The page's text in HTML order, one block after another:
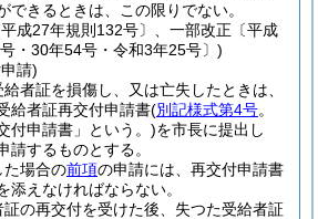
できるときは、この限りでない。
成27年規則132号〕、一部改正〔平成
・30年54号・令和3年25号〕)
請)
者証を損傷し、又は亡失したときは、
給者証再交付申請書(別記様式第4号。
付申請書」という。)を市長に提出し
請するものとする。
た場合の前項の申請には、再交付申請書
添えなければならない。
の再交付を受けた後、失つた受給者証